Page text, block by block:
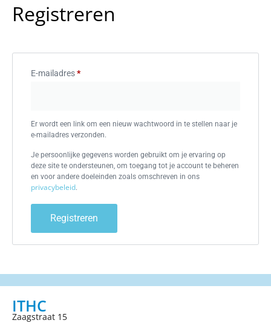
Registreren
E-mailadres*
Er wordt een link om een nieuw wachtwoord in te stellen naar je
e-mailadres verzonden.
Je persoonlijke gegevens worden gebruikt om je ervaring op
deze site te ondersteunen, om toegang tot je account te beheren
en voor andere doeleinden zoals omschreven in ons
privacybeleid.
Registreren
ITHC
Zaagstraat 15